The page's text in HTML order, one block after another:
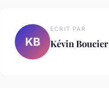
KB
ECRIT PAR
Kévin Boucier